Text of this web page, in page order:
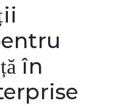
în